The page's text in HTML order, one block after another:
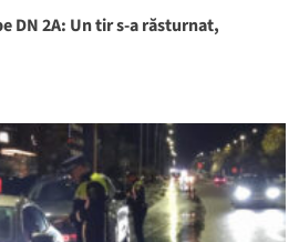
DN 2A: Un tir s-a răsturnat,